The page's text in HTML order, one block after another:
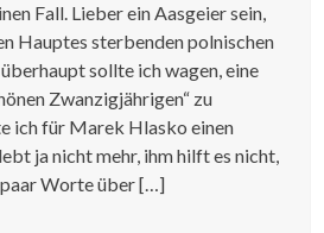
Fall. Lieber ein Aasgeier sein,
Hauptes sterbenden polnischen
sollte ich wagen, eine
Zwanzigjährigen“ zu
ich für Marek Hlasko einen
ja nicht mehr, ihm hilft es nicht,
Worte über […]